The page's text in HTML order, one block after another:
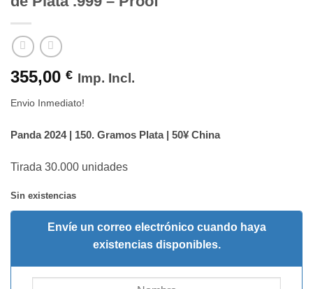
355,00 € Imp. Incl.
Envio Inmediato!
Panda 2024 | 150. Gramos Plata | 50¥ China
Tirada 30.000 unidades
Sin existencias
Envíe un correo electrónico cuando haya
existencias disponibles.